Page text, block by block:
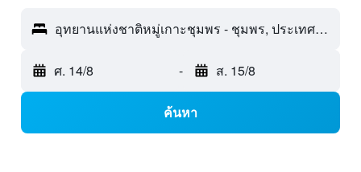
อุทยานแห่งชาติหมู่เกาะชุมพร - ชุมพร, ประเทศไทย
ศ. 14/8 - ส. 15/8
ค้นหา